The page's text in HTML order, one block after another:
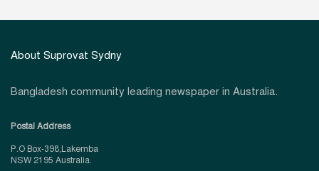
About Suprovat Sydny
Bangladesh community leading newspaper in Australia.
Postal Address
P.O Box-398,Lakemba
NSW 2195 Australia.